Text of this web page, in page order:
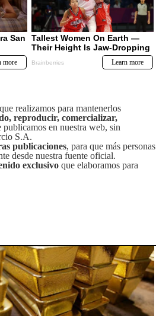
realizamos para mantenerlos
reproducir, comercializar,
publicamos en nuestra web, sin
S.A.
publicaciones, para que más personas
desde nuestra fuente oficial.
exclusivo que elaboramos para